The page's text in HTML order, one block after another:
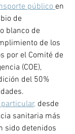
público en
de
blanco de
de los
por el Comité de
(COE),
del 50%
desde
sanitaria más
sido detenidos